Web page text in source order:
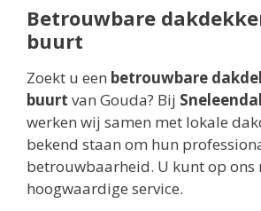
Betrouwbare
buurt
Zoekt u een betrouwbare
buurt van Gouda? Bij
werken wij samen met lokale
bekend staan om hun
betrouwbaarheid. U kunt op ons
hoogwaardige service.